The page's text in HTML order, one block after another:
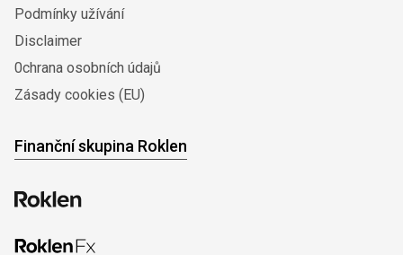
Podmínky užívání
Disclaimer
0chrana osobních údajů
Zásady cookies (EU)
Finanční skupina Roklen